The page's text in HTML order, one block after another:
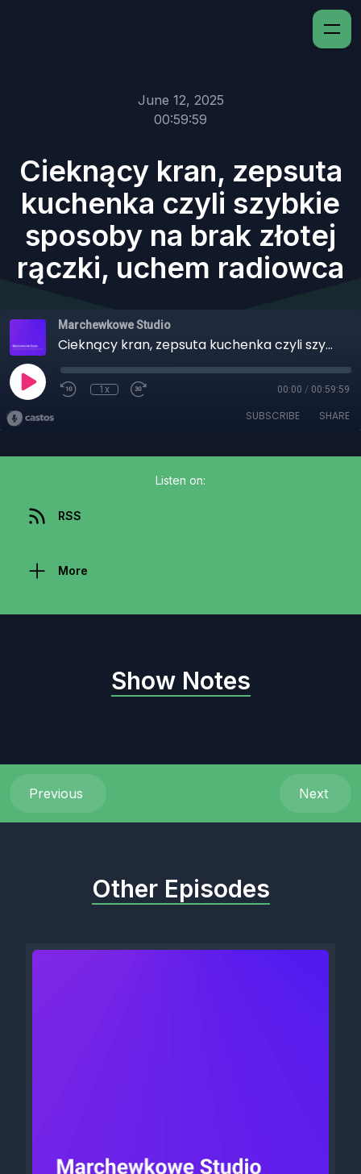
June 12, 2025
00:59:59
Cieknący kran, zepsuta
kuchenka czyli szybkie
sposoby na brak złotej
rączki, uchem radiowca
Marchewkowe Studio
Cieknący kran, zepsuta kuchenka czyli szybkie sposoby na brak złotej rączki, uchem radiowca
1x 00:00 / 00:59:59
SUBSCRIBE SHARE
Listen on:
RSS
More
Show Notes
Previous Next
Other Episodes